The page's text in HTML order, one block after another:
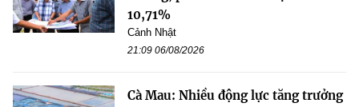
10,71%
Cảnh Nhật
21:09 06/08/2026
Cà Mau: Nhiều động lực tăng trưởng